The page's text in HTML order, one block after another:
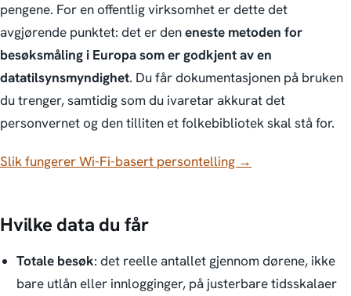
pengene. For en offentlig virksomhet er dette det
avgjørende punktet: det er deneneste metoden for
besøksmåling i Europa som er godkjent av en
datatilsynsmyndighet. Du får dokumentasjonen på bruken
du trenger, samtidig som du ivaretar akkurat det
personvernet og den tilliten et folkebibliotek skal stå for.
Slik fungerer Wi-Fi-basert persontelling →
Hvilke data du får
Totale besøk: det reelle antallet gjennom dørene, ikke
bare utlån eller innlogginger, på justerbare tidsskalaer